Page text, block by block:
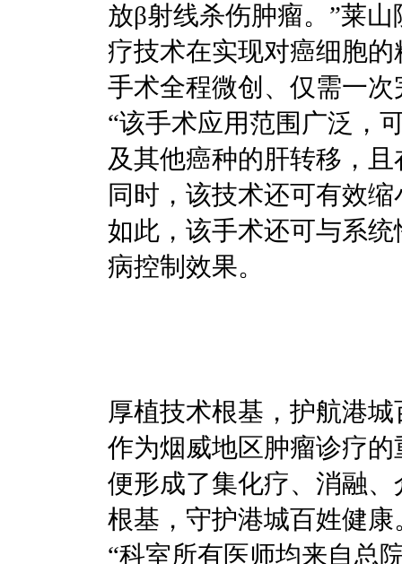
放β射线杀伤肿瘤。”莱
疗技术在实现对癌细胞
手术全程微创、仅需一
“该手术应用范围广泛，
及其他癌种的肝转移，
同时，该技术还可有效
如此，该手术还可与系
病控制效果。
厚植技术根基，护航港
作为烟威地区肿瘤诊疗
便形成了集化疗、消融
根基，守护港城百姓健康
“科室所有医师均来自总